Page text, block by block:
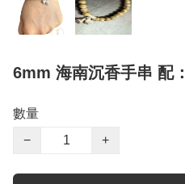
6mm 海南沉香手串 配
數量
−
+